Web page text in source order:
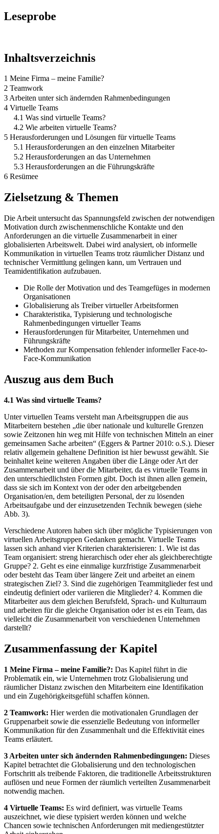
Leseprobe
Inhaltsverzeichnis
1 Meine Firma – meine Familie?
2 Teamwork
3 Arbeiten unter sich ändernden Rahmenbedingungen
4 Virtuelle Teams
4.1 Was sind virtuelle Teams?
4.2 Wie arbeiten virtuelle Teams?
5 Herausforderungen und Lösungen für virtuelle Teams
5.1 Herausforderungen an den einzelnen Mitarbeiter
5.2 Herausforderungen an das Unternehmen
5.3 Herausforderungen an die Führungskräfte
6 Resümee
Zielsetzung & Themen
Die Arbeit untersucht das Spannungsfeld zwischen der notwendigen
Motivation durch zwischenmenschliche Kontakte und den
Anforderungen an die virtuelle Zusammenarbeit in einer
globalisierten Arbeitswelt. Dabei wird analysiert, ob informelle
Kommunikation in virtuellen Teams trotz räumlicher Distanz und
technischer Vermittlung gelingen kann, um Vertrauen und
Teamidentifikation aufzubauen.
Die Rolle der Motivation und des Teamgefüges in modernen
Organisationen
Globalisierung als Treiber virtueller Arbeitsformen
Charakteristika, Typisierung und technologische
Rahmenbedingungen virtueller Teams
Herausforderungen für Mitarbeiter, Unternehmen und
Führungskräfte
Methoden zur Kompensation fehlender informeller Face-to-
Face-Kommunikation
Auszug aus dem Buch
4.1 Was sind virtuelle Teams?
Unter virtuellen Teams versteht man Arbeitsgruppen die aus
Mitarbeitern bestehen „die über nationale und kulturelle Grenzen
sowie Zeitzonen hin weg mit Hilfe von technischen Mitteln an einer
gemeinsamen Sache arbeiten“ (Eggers & Partner 2010: o.S.). Dieser
relativ allgemein gehaltene Definition ist hier bewusst gewählt. Sie
beinhaltet keine weiteren Angaben über die Länge oder Art der
Zusammenarbeit und über die Mitarbeiter, da es virtuelle Teams in
den unterschiedlichsten Formen gibt. Doch ist ihnen allen gemein,
dass sie sich im Kontext von der oder den arbeitgebenden
Organisation/en, dem beteiligten Personal, der zu lösenden
Arbeitsaufgabe und der einzusetzenden Technik bewegen (siehe
Abb. 3).
Verschiedene Autoren haben sich über mögliche Typisierungen von
virtuellen Arbeitsgruppen Gedanken gemacht. Virtuelle Teams
lassen sich anhand vier Kriterien charakterisieren: 1. Wie ist das
Team organisiert: streng hierarchisch oder eher als gleichberechtigte
Gruppe? 2. Geht es eine einmalige kurzfristige Zusammenarbeit
oder besteht das Team über längere Zeit und arbeitet an einem
strategischen Ziel? 3. Sind die zugehörigen Teammitglieder fest und
eindeutig definiert oder variieren die Mitglieder? 4. Kommen die
Mitarbeiter aus dem gleichen Berufsfeld, Sprach- und Kulturraum
und arbeiten für die gleiche Organisation oder ist es ein Team, das
vielleicht die Zusammenarbeit von verschiedenen Unternehmen
darstellt?
Zusammenfassung der Kapitel
1 Meine Firma – meine Familie?: Das Kapitel führt in die
Problematik ein, wie Unternehmen trotz Globalisierung und
räumlicher Distanz zwischen den Mitarbeitern eine Identifikation
und ein Zugehörigkeitsgefühl schaffen können.
2 Teamwork: Hier werden die motivationalen Grundlagen der
Gruppenarbeit sowie die essenzielle Bedeutung von informeller
Kommunikation für den Zusammenhalt und die Effektivität eines
Teams erläutert.
3 Arbeiten unter sich ändernden Rahmenbedingungen: Dieses
Kapitel betrachtet die Globalisierung und den technologischen
Fortschritt als treibende Faktoren, die traditionelle Arbeitsstrukturen
auflösen und neue Formen der räumlich verteilten Zusammenarbeit
notwendig machen.
4 Virtuelle Teams: Es wird definiert, was virtuelle Teams
auszeichnet, wie diese typisiert werden können und welche
Chancen sowie technischen Anforderungen mit mediengestützter